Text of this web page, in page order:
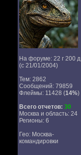
На форуме: 22 г 200 д
(с 21/01/2004)
Тем: 2862
Сообщений: 79859
Флеймы: 11428 (14%)
Всего отчетов: 30
Москва и область: 24
Регионы: 6
Гео: Москва-
командировки